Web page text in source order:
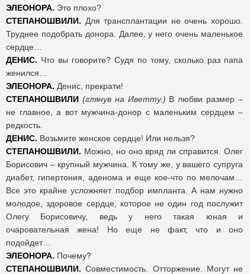
ЭЛЕОНОРА. Это плохо?
СТЕПАНОШВИЛИ. Для трансплантации не очень хорошо.
Труднее подобрать донора. Далее, у него очень маленькое
сердце…
ДЕНИС. Что вы говорите? Судя по тому, сколько раз папа
женился…
ЭЛЕОНОРА. Денис, прекрати!
СТЕПАНОШВИЛИ (глянув на Иветту.) В любви размер –
не главное, а вот мужчина-донор с маленьким сердцем –
редкость.
ДЕНИС. Возьмите женское сердце! Или нельзя?
СТЕПАНОШВИЛИ. Можно, но оно вряд ли справится. Олег
Борисович – крупный мужчина. К тому же, у вашего супруга
диабет, гипертония, аденома и еще кое-что по мелочам…
Все это крайне усложняет подбор импланта. А нам нужно
молодое, здоровое сердце, которое не один год послужит
Олегу Борисовичу, ведь у него такая юная и
очаровательная жена! Но еще не факт, что и оно
подойдет…
ЭЛЕОНОРА. Почему?
СТЕПАНОШВИЛИ. Совместимость. Отторжение. Могут не